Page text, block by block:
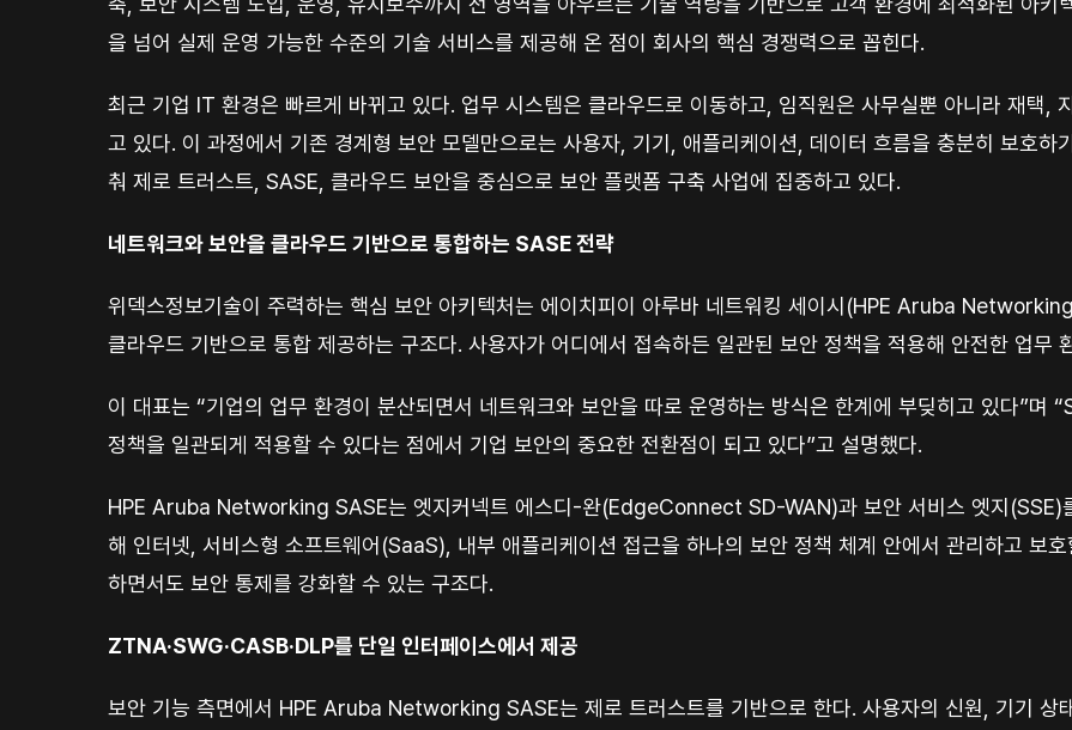
을 넘어 실제 운영 가능한 수준의 기술 서비스를 제공해 온 점이 회사의 핵심 경쟁력으로 꼽힌다.
최근 기업 IT 환경은 빠르게 바뀌고 있다. 업무 시스템은 클라우드로 이동하고, 임직원은 사무실뿐 아니라 재택,
고 있다. 이 과정에서 기존 경계형 보안 모델만으로는 사용자, 기기, 애플리케이션, 데이터 흐름을 충분히 보호하
춰 제로 트러스트, SASE, 클라우드 보안을 중심으로 보안 플랫폼 구축 사업에 집중하고 있다.
네트워크와 보안을 클라우드 기반으로 통합하는 SASE 전략
위덱스정보기술이 주력하는 핵심 보안 아키텍처는 에이치피이 아루바 네트워킹 세이시(HPE Aruba
클라우드 기반으로 통합 제공하는 구조다. 사용자가 어디에서 접속하든 일관된 보안 정책을 적용해 안전한 업무
이 대표는 “기업의 업무 환경이 분산되면서 네트워크와 보안을 따로 운영하는 방식은 한계에 부딪히고 있다”며
정책을 일관되게 적용할 수 있다는 점에서 기업 보안의 중요한 전환점이 되고 있다”고 설명했다.
HPE Aruba Networking SASE는 엣지커넥트 에스디-완(EdgeConnect SD-WAN)과 보안 서비스 엣지(SSE)
해 인터넷, 서비스형 소프트웨어(SaaS), 내부 애플리케이션 접근을 하나의 보안 정책 체계 안에서 관리하고 보
하면서도 보안 통제를 강화할 수 있는 구조다.
ZTNA·SWG·CASB·DLP를 단일 인터페이스에서 제공
보안 기능 측면에서 HPE Aruba Networking SASE는 제로 트러스트를 기반으로 한다. 사용자의 신원, 기기 상